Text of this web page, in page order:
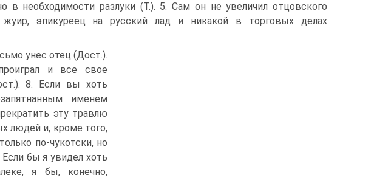
в необходимости разлуки (Т.). 5. Сам он не увеличил отцовского
жуир, эпикуреец на русский лад и никакой в торговых делах
унес отец (Дост.).
и все свое
8. Если вы хоть
именем
эту травлю
людей и, кроме того,
по-чукотски, но
бы я увидел хоть
я бы, конечно,